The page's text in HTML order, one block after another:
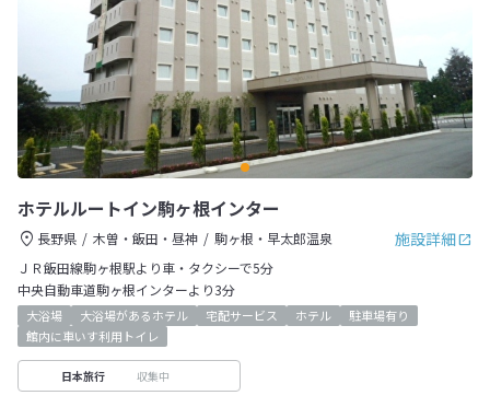
ホテルルートイン駒ヶ根インター
施設詳細
長野県 木曽・飯田・昼神
駒ヶ根・早太郎温泉
ＪＲ飯田線駒ヶ根駅より車・タクシーで5分
中央自動車道駒ヶ根インターより3分
大浴場 大浴場があるホテル 宅配サービス ホテル
駐車場有り
館内に車いす利用トイレ
日本旅行 収集中